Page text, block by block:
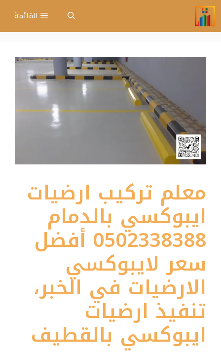
انتقل
إلى
المحتوى
القائمة
معلم تركيب ارضيات
ايبوكسي بالدمام
0502338388 أفضل
سعر لايبوكسي
الارضيات في الخبر،
تنفيذ ارضيات
ايبوكسي بالقطيف